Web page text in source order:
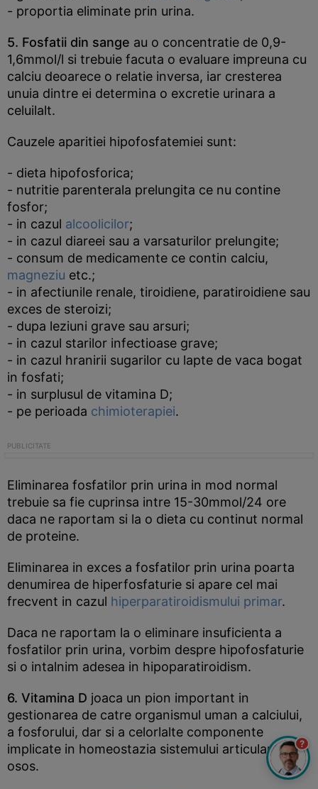
- proportia eliminate prin urina.
5. Fosfatii din sange au o concentratie de 0,9-
1,6mmol/l si trebuie facuta o evaluare impreuna cu
calciu deoarece o relatie inversa, iar cresterea
unuia dintre ei determina o excretie urinara a
celuilalt.
Cauzele aparitiei hipofosfatemiei sunt:
- dieta hipofosforica;
- nutritie parenterala prelungita ce nu contine
fosfor;
- in cazul alcoolicilor;
- in cazul diareei sau a varsaturilor prelungite;
- consum de medicamente ce contin calciu,
magneziu etc.;
- in afectiunile renale, tiroidiene, paratiroidiene sau
exces de steroizi;
- dupa leziuni grave sau arsuri;
- in cazul starilor infectioase grave;
- in cazul hranirii sugarilor cu lapte de vaca bogat
in fosfati;
- in surplusul de vitamina D;
- pe perioada chimioterapiei.
Eliminarea fosfatilor prin urina in mod normal
trebuie sa fie cuprinsa intre 15-30mmol/24 ore
daca ne raportam si la o dieta cu continut normal
de proteine.
Eliminarea in exces a fosfatilor prin urina poarta
denumirea de hiperfosfaturie si apare cel mai
frecvent in cazul hiperparatiroidismului primar.
Daca ne raportam la o eliminare insuficienta a
fosfatilor prin urina, vorbim despre hipofosfaturie
si o intalnim adesea in hipoparatiroidism.
6. Vitamina D joaca un pion important in
gestionarea de catre organismul uman a calciului,
a fosforului, dar si a celorlalte componente
implicate in homeostazia sistemului articular si
osos.
?